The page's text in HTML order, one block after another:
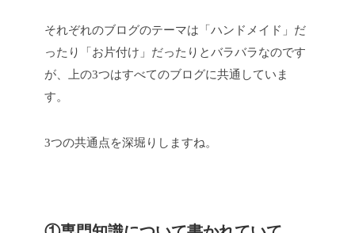
それぞれのブログのテーマは「ハンドメイド」だ
ったり「お片付け」だったりとバラバラなのです
が、上の3つはすべてのブログに共通していま
す。
3つの共通点を深堀りしますね。